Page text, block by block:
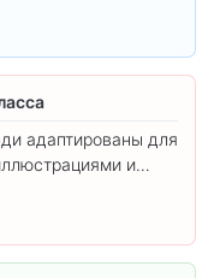
адаптированы для
и